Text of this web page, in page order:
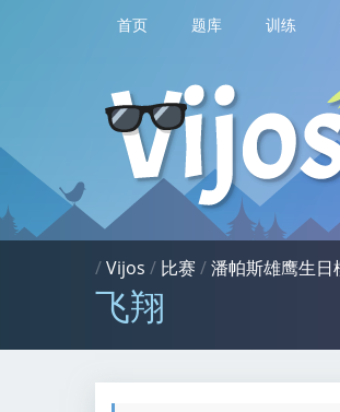
首页 题库 训练
/Vijos / 比赛 /潘帕斯雄鹰生日
飞翔